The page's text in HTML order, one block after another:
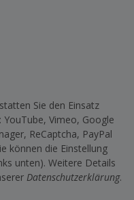
Sie den Einsatz
Vimeo, Google
ReCaptcha, PayPal
können die Einstellung
unten). Weitere Details
Datenschutzerklärung.